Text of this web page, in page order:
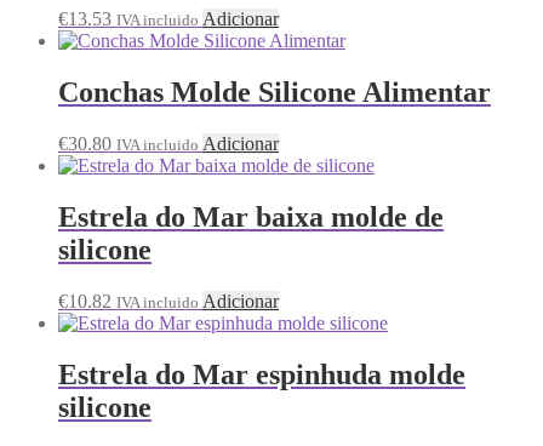
€13.53 IVA incluido Adicionar
Conchas Molde Silicone Alimentar
€30.80 IVA incluido Adicionar
Estrela do Mar baixa molde de
silicone
€10.82 IVA incluido Adicionar
Estrela do Mar espinhuda molde
silicone